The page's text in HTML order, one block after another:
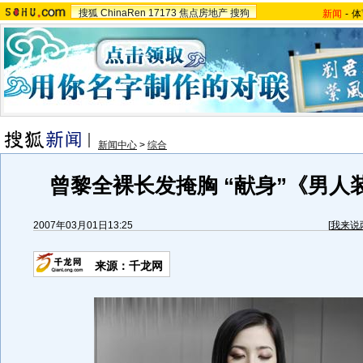
搜狐 ChinaRen 17173 焦点房地产 搜狗 新闻 -
新闻中心 > 综合
曾黎全裸长发掩胸 “献身”《男人
2007年03月01日13:25 [我来说
来源：千龙网